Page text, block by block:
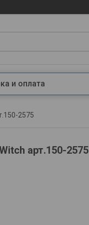
и оплата
2575
арт.150-2575